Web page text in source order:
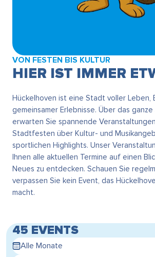
VON FESTEN BIS KULTUR
HIER IST IMMER
Hückelhoven ist eine Stadt voller Leben,
gemeinsamer Erlebnisse. Über das
erwarten Sie spannende
Stadtfesten über Kultur- und
sportlichen Highlights. Unser
Ihnen alle aktuellen Termine auf einen
Neues zu entdecken. Schauen Sie
verpassen Sie kein Event, das
macht.
45 EVENTS
Alle Monate